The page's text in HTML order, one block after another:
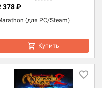
(для PC/Steam)
378 ₽
Купить